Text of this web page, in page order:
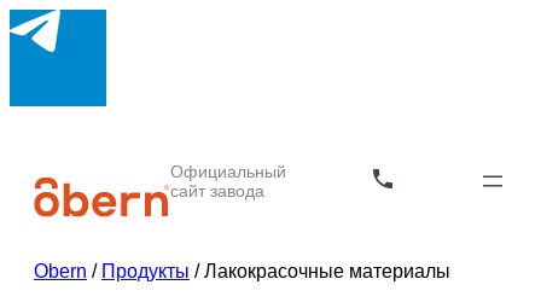
Официальный
сайт завода
Obern / Продукты /Лакокрасочные материалы